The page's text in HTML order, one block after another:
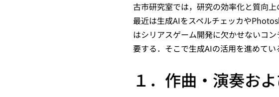
古市研究室では，研究の効率化と質向
最近は生成AIをスペルチェッカや
はシリアスゲーム開発に欠かせないコ
要する．そこで生成AIの活用を進めてい
１．作曲・演奏お